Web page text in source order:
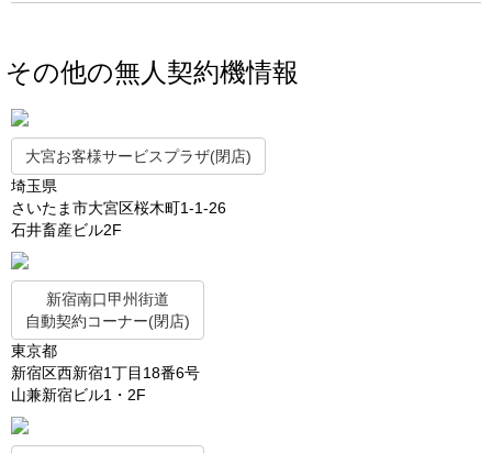
その他の無人契約機情報
大宮お客様サービスプラザ(閉店)
埼玉県
さいたま市大宮区桜木町1-1-26
石井畜産ビル2F
新宿南口甲州街道
自動契約コーナー(閉店)
東京都
新宿区西新宿1丁目18番6号
山兼新宿ビル1・2F